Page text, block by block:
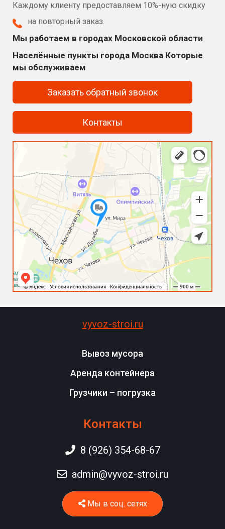
Каждому клиенту предоставляем 10%-ную скидку
на повторный заказ.
Мы работаем в городах Московской области
Населённые пункты города Москва Которые
мы обслуживаем
Заказать обратный звонок
Контакты
vyvoz-stroi.ru
Вывоз мусора
Аренда контейнера
Грузчики – погрузка
Контакты
8 (926) 354-68-67
admin@vyvoz-stroi.ru
Мы в соц. сетях